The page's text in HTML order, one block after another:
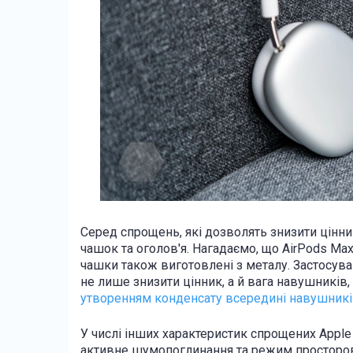
Серед спрощень, які дозволять знизити
чашок та оголов'я. Нагадаємо, що AirPods
чашки також виготовлені з металу.
не лише знизити цінник, а й вага
утворенням конденсату всередині
У числі інших характеристик спрощених